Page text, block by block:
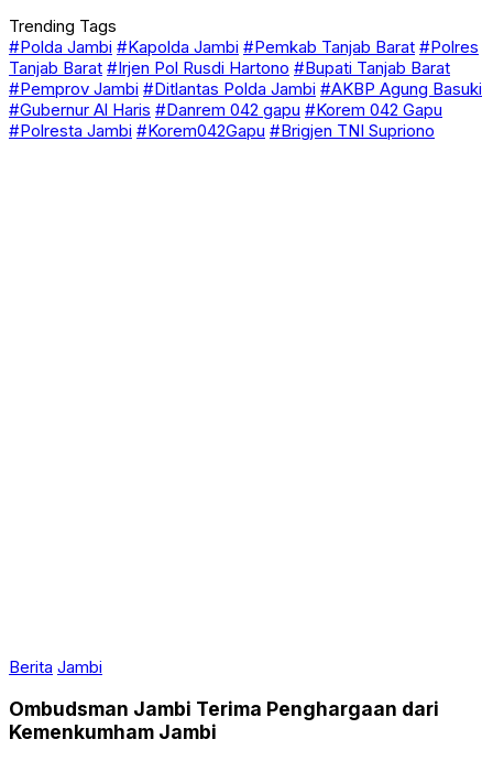
Trending Tags
#Polda Jambi #Kapolda Jambi #Pemkab Tanjab Barat #Polres
Tanjab Barat #Irjen Pol Rusdi Hartono #Bupati Tanjab Barat
#Pemprov Jambi #Ditlantas Polda Jambi #AKBP Agung Basuki
#Gubernur Al Haris #Danrem 042 gapu #Korem 042 Gapu
#Polresta Jambi #Korem042Gapu #Brigjen TNI Supriono
Berita Jambi
Ombudsman Jambi Terima Penghargaan dari
Kemenkumham Jambi